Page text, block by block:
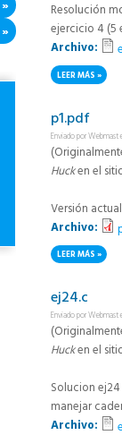
Resolución
ejercicio 4 (5
Archivo:
LEER MÁS SOBRE
p1.pdf
Enviado por
Hucken el
Versión
Archivo:
LEER MÁS
ej24.c
Enviado por
Hucken el
Solucion ej24
manejar
Archivo: